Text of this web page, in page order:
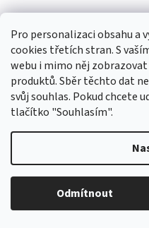
Pro personalizaci obsahu a
cookies třetích stran. S
webu i mimo něj
produktů. Sběr těchto dat
svůj souhlas. Pokud chcete
tlačítko "Souhlasím".
Odmítnout
OPTICAL Sluneční
599 Kč